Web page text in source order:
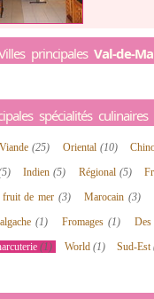
principales Val-de-
spécialités culinaires
Viande(25) Oriental (10)
Indien(5) Régional (5)
fruit de mer (3) Marocain (3)
(1) Fromages(1) Des
(1) World (1) Sud-Est